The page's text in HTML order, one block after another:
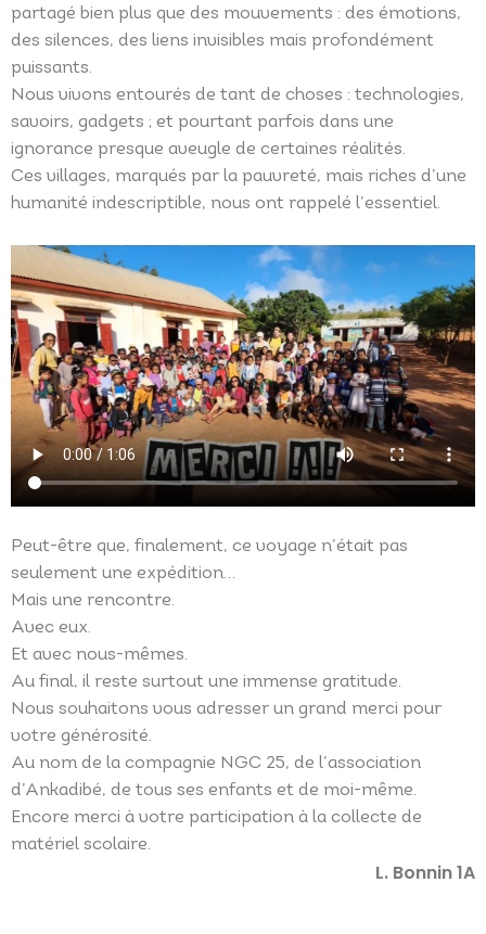
partagé bien plus que des mouvements : des émotions,
des silences, des liens invisibles mais profondément
puissants.
Nous vivons entourés de tant de choses : technologies,
savoirs, gadgets ; et pourtant parfois dans une
ignorance presque aveugle de certaines réalités.
Ces villages, marqués par la pauvreté, mais riches d’une
humanité indescriptible, nous ont rappelé l’essentiel.
Peut-être que, finalement, ce voyage n’était pas
seulement une expédition…
Mais une rencontre.
Avec eux.
Et avec nous-mêmes.
Au final, il reste surtout une immense gratitude.
Nous souhaitons vous adresser un grand merci pour
votre générosité.
Au nom de la compagnie NGC 25, de l’association
d’Ankadibé, de tous ses enfants et de moi-même.
Encore merci à votre participation à la collecte de
matériel scolaire.
L. Bonnin 1A